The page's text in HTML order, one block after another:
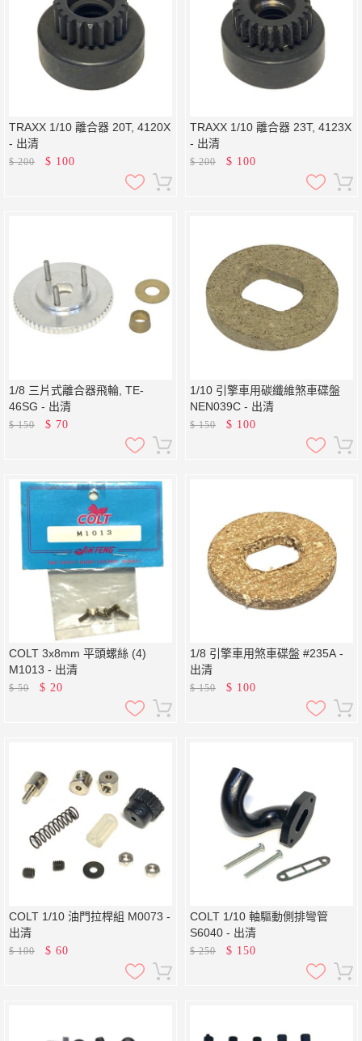
TRAXX 1/10 離合器 20T, 4120X
- 出清
$200 $ 100
TRAXX 1/10 離合器 23T, 4123X
- 出清
$200 $ 100
1/8 三片式離合器飛輪, TE-
46SG - 出清
$150 $ 70
1/10 引擎車用碳纖維煞車碟盤
NEN039C - 出清
$150 $ 100
COLT 3x8mm 平頭螺絲 (4)
M1013 - 出清
$50 $ 20
1/8 引擎車用煞車碟盤 #235A -
出清
$150 $ 100
COLT 1/10 油門拉桿組 M0073 -
出清
$100 $ 60
COLT 1/10 軸驅動側排彎管
S6040 - 出清
$250 $ 150